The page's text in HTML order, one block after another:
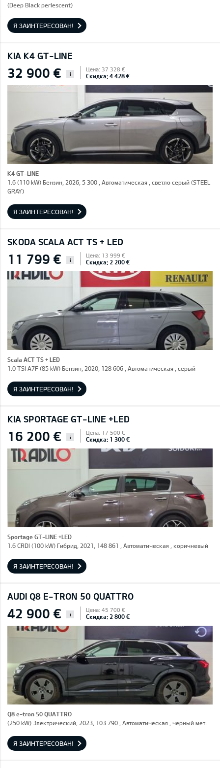
(Deep Black perlescent)
Я ЗАИНТЕРЕСОВАН!
KIA K4 GT-LINE
32 900 € i
Цена: 37 328 €
Скидка: 4 428 €
K4 GT-LINE
1.6 (110 kW) Бензин, 2026, 5 300 , Автоматическая , светло серый (STEEL
GRAY)
Я ЗАИНТЕРЕСОВАН!
SKODA SCALA ACT TS + LED
11 799 € i
Цена: 13 999 €
Скидка: 2 200 €
Scala ACT TS + LED
1.0 TSI A7F (85 kW) Бензин, 2020, 128 606 , Автоматическая , серый
Я ЗАИНТЕРЕСОВАН!
KIA SPORTAGE GT-LINE +LED
16 200 € i
Цена: 17 500 €
Скидка: 1 300 €
Sportage GT-LINE +LED
1.6 CRDI (100 kW) Гибрид, 2021, 148 861 , Автоматическая , коричневый
Я ЗАИНТЕРЕСОВАН!
AUDI Q8 E-TRON 50 QUATTRO
42 900 € i
Цена: 45 700 €
Скидка: 2 800 €
Q8 e-tron 50 QUATTRO
(250 kW) Электрический, 2023, 103 790 , Автоматическая , черный мет.
Я ЗАИНТЕРЕСОВАН!